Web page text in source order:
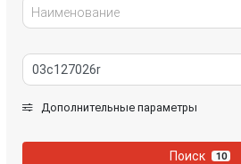
Land Rover
Mazda
Nissan
Наименование
Дополнительные параметры
Поиск 10